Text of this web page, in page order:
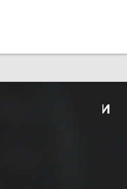
Истории